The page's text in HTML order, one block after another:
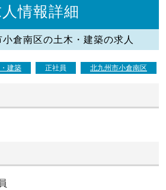
情報詳細
倉南区の土木・建築の求人
建築 正社員 北九州市小倉南区